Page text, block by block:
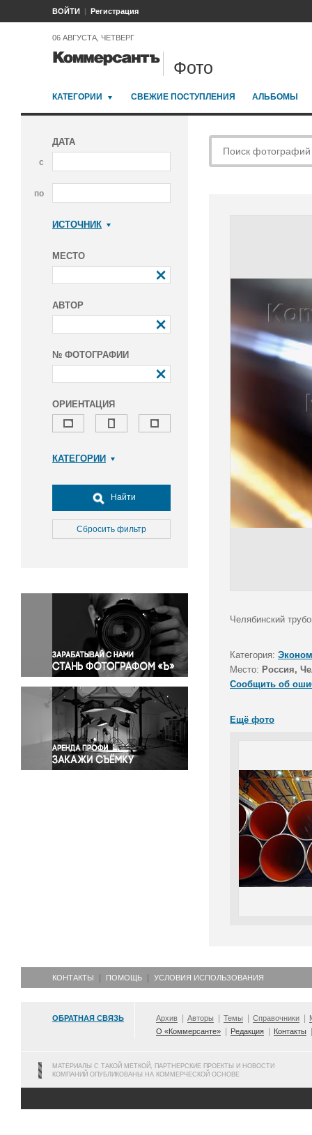
ВОЙТИ Регистрация
06 АВГУСТА, ЧЕТВЕРГ
Фото
КАТЕГОРИИ СВЕЖИЕ ПОСТУПЛЕНИЯ АЛЬБОМЫ
ДАТА
с
по
ИСТОЧНИК
МЕСТО
АВТОР
№ ФОТОГРАФИИ
ОРИЕНТАЦИЯ
КАТЕГОРИИ
Досуг, туризм и отдых
Культура
Медицина
Окружающая среда
Политика
Правосудие
Происшествия и конфликты
Религия
Светская жизнь
Спорт
Экология
Экономика и бизнес
Найти
Сбросить фильтр
Челябинский
Категория:
Место: Россия,
Сообщить об
Ещё фото
КОНТАКТЫ ПОМОЩЬ УСЛОВИЯ ИСПОЛЬЗОВАНИЯ
ОБРАТНАЯ СВЯЗЬ Архив Авторы Темы Справочники
О «Коммерсанте»
Редакция Контакты
МАТЕРИАЛЫ С ТАКОЙ МЕТКОЙ, ПАРТНЕРСКИЕ ПРОЕКТЫ И НОВОСТИ
КОМПАНИЙ ОПУБЛИКОВАНЫ НА КОММЕРЧЕСКОЙ ОСНОВЕ